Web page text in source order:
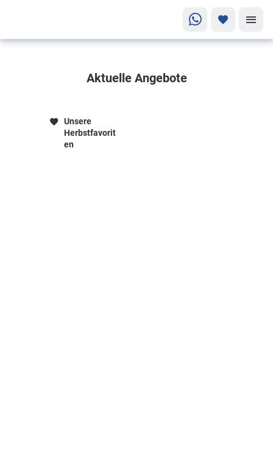
Jetzt buchen
und sparen!
Aktuelle Angebote
Unsere
Herbstfavorit
en